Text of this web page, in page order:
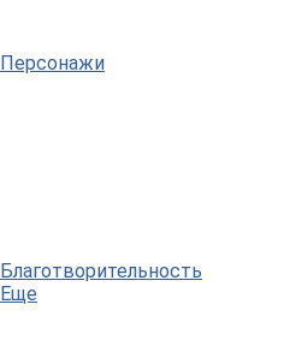
Персонажи
Благотворительность
Еще